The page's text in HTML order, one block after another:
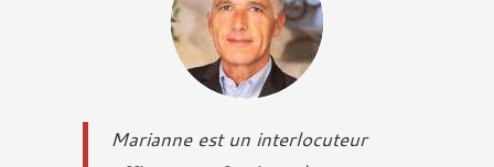
Marianne est un interlocuteur